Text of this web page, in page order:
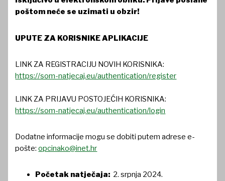
poštom neće se uzimati u obzir!
UPUTE ZA KORISNIKE APLIKACIJE
LINK ZA REGISTRACIJU NOVIH KORISNIKA:
https://som-natjecaj.eu/authentication/register
LINK ZA PRIJAVU POSTOJEĆIH KORISNIKA:
https://som-natjecaj.eu/authentication/login
Dodatne informacije mogu se dobiti putem adrese e-
pošte:opcinako@inet.hr
Početak natječaja: 2. srpnja 2024.